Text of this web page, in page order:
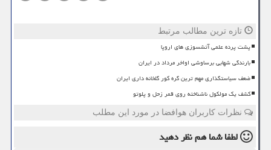
تازه ترین مطالب مرتبط
پشت پرده علمی آتشسوزی های اروپا
بارندگی شهابی برساوشی اواخر مرداد در ایران
ضعف سیاستگذاری مهم ترین گره کور گلخانه داری ایران
کشف یک مولکول ناشناخته روی قمر زحل و پلوتو
نظرات کاربران هوافضا در مورد این مطلب
لطفا شما همنظر دهید